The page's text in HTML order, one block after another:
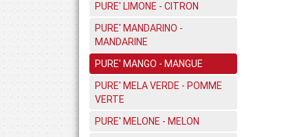
PURE' LIMONE - CITRON
PURE' MANDARINO -
MANDARINE
PURE' MANGO - MANGUE
PURE' MELA VERDE - POMME
VERTE
PURE' MELONE - MELON